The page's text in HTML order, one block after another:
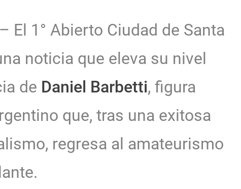
El 1° Abierto Ciudad de Santa
noticia que eleva su nivel
de Daniel Barbetti, figura
que, tras una exitosa
regresa al amateurismo